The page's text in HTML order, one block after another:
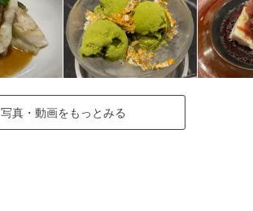
写真・動画をもっとみる